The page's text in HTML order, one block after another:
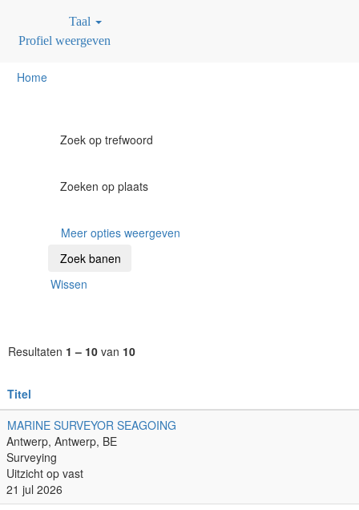
Taal
Profiel weergeven
Home
Zoek op trefwoord
Zoeken op plaats
Meer opties weergeven
Wissen
Resultaten 1 – 10 van 10
Titel
MARINE SURVEYOR SEAGOING
Antwerp, Antwerp, BE
Surveying
Uitzicht op vast
21 jul 2026